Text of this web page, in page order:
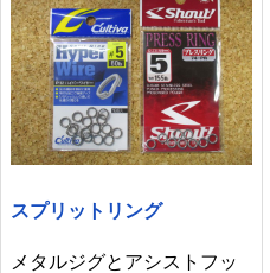
スプリットリング
メタルジグとアシストフッ